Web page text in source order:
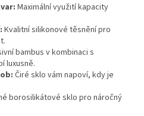
Maximální využití kapacity
Kvalitní silikonové těsnění pro
bambus v kombinaci s
luxusně.
Čiré sklo vám napoví, kdy je
borosilikátové sklo pro náročný